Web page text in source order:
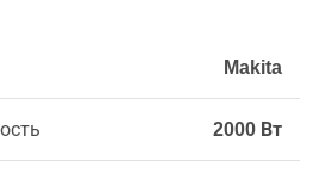
Makita
2000 Вт